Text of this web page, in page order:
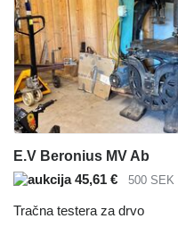
E.V Beronius MV Ab
45,61 €
500 SEK
Tračna testera za drvo